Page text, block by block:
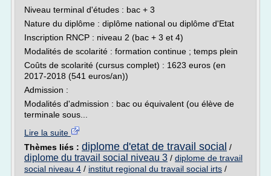
Niveau terminal d'études : bac + 3
Nature du diplôme : diplôme national ou diplôme d'Etat
Inscription RNCP : niveau 2 (bac + 3 et 4)
Modalités de scolarité : formation continue ; temps plein
Coûts de scolarité (cursus complet) : 1623 euros (en
2017-2018 (541 euros/an))
Admission :
Modalités d'admission : bac ou équivalent (ou élève de
terminale sous...
Lire la suite
Thèmes liés : diplome d'etat de travail social /
diplome du travail social niveau 3 / diplome de travail
social niveau 4 / institut regional du travail social irts /